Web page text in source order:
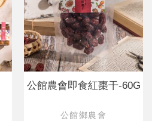
公館農會即食紅棗干-60G
公館鄉農會